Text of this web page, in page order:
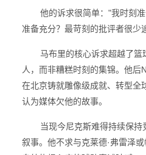
他的诉求很简单："我时刻准
准备充分？最苛刻的批评者很少
马布里的核心诉求超越了篮
人，而非糟糕时刻的集锦。他后
在北京铸就雕像级成就、转型全
认为媒体欠他的故事。
当现今尼克斯难得持续保持
叙事。他不求与克莱德·弗雷泽